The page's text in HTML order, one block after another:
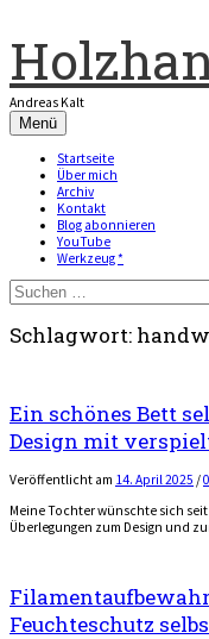
überspringen
Andreas Kalt
Menü
Startseite
Über mich
Archiv
Kontakt
Blog abonnieren
YouTube
Werkzeug *
Suchen
nach:
Schlagwort:
Ein schönes Bett
Design mit
Veröffentlicht am 14. April 2025 /
Meine Tochter wünschte sich
Überlegungen zum Design und
Feuchteschutz